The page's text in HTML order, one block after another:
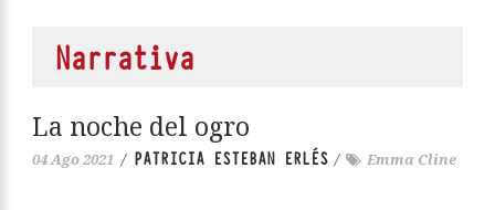
Narrativa
La noche del ogro
04 Ago 2021 / PATRICIA ESTEBAN ERLÉS / Emma Cline